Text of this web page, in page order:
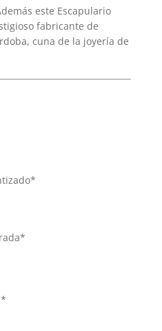
este Escapulario
fabricante de
cuna de la joyería de